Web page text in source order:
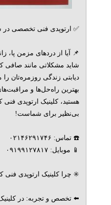
✅ ارتوپدی فنی تخصصی در
📌 آیا از دردهای مزمن پا،
شاید مشکلاتی مانند صافی
دیابتی زندگی روزمره‌تان را
بهترین راه‌حل‌ها و
هستید، کلینیک ارتوپدی
بی‌نظیر برای شماست!
☎️ تماس: ۰۲۱۴۶۲۹۱۷۴۶
📱 موبایل: ۰۹۱۹۹۱۲۷۸۱۷
✳️ چرا کلینیک ارتوپدی فنی
⬅️ تخصص و تجربه: در